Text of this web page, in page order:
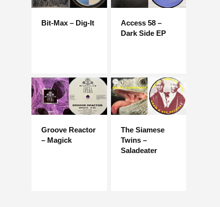
Bit-Max – Dig-It
Access 58 –
Dark Side EP
Groove Reactor
– Magick
The Siamese
Twins –
Saladeater